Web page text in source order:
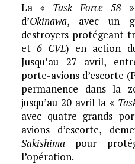
La « Task Force 58
d’Okinawa, avec un
destroyers protégeant
et6 CVL) en action
Jusqu’au 27 avril,
porte-avions d’escorte
permanence dans la
jusqu’au 20 avril la «
avec quatre grands
avions d’escorte,
Sakishima pour
l’opération.